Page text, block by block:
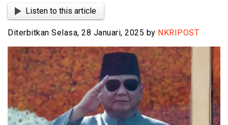
Listen to this article
Diterbitkan Selasa, 28 Januari, 2025 by NKRIPOST